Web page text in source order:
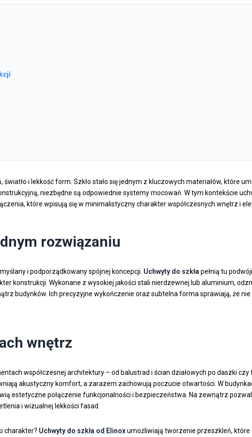
i lekkość form. Szkło stało się jednym z kluczowych materiałów, które
niezbędne są odpowiednie systemy mocowań. W tym kontekście
które wpisują się w minimalistyczny charakter współczesnych wnętrz i
rozwiązaniu
i podporządkowany spójnej koncepcji. Uchwyty do szkła pełnią tu
konstrukcji. Wykonane z wysokiej jakości stali nierdzewnej lub aluminium,
budynków. Ich precyzyjne wykończenie oraz subtelna forma sprawiają, że
wnętrz
współczesnej architektury – od balustrad i ścian działowych po daszki
akustyczny komfort, a zarazem zachowują poczucie otwartości. W
estetyczne połączenie funkcjonalności i bezpieczeństwa. Na zewnątrz
i wizualnej lekkości fasad.
charakter? Uchwyty do szkła od Elinoxumożliwiają tworzenie przeszkleń, które